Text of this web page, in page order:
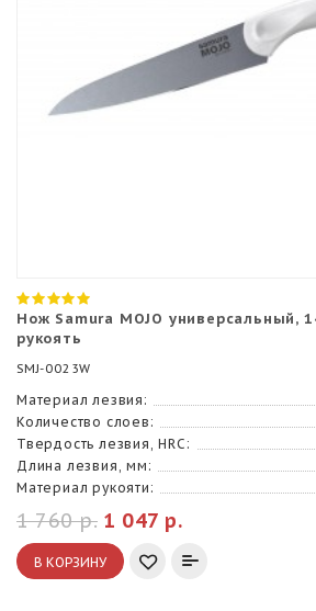
Нож Samura MOJO универсальный,
рукоять
SMJ-0023W
Материал лезвия:
Количество слоев:
Твердость лезвия, HRC:
Длина лезвия, мм:
Материал рукояти:
1 047 р.
1 760 р.
В КОРЗИНУ